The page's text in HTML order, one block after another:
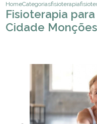
HomeCategoriasfisioterapia
Fisioterapia
Cidade Monções